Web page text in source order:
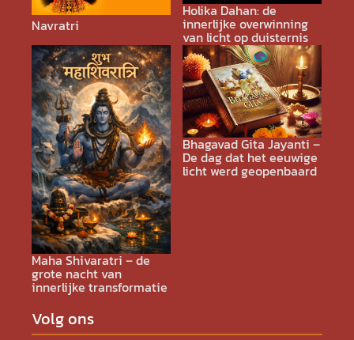
Navratri
Holika Dahan: de
innerlijke overwinning
van licht op duisternis
Maha Shivaratri – de
grote nacht van
innerlijke transformatie
Bhagavad Gita Jayanti –
De dag dat het eeuwige
licht werd geopenbaard
Volg ons